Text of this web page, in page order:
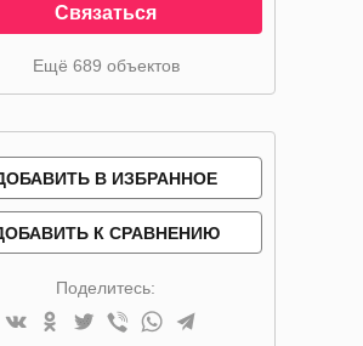
Связаться
Ещё 689 объектов
В ИЗБРАННОЕ
К СРАВНЕНИЮ
Поделитесь: